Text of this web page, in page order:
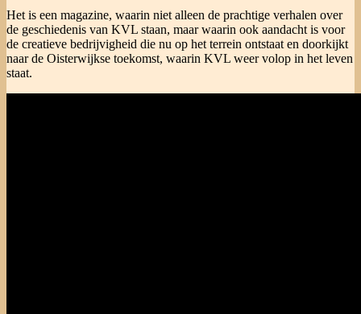
Het is een magazine, waarin niet alleen de prachtige verhalen over
de geschiedenis van KVL staan, maar waarin ook aandacht is voor
de creatieve bedrijvigheid die nu op het terrein ontstaat en doorkijkt
naar de Oisterwijkse toekomst, waarin KVL weer volop in het leven
staat.